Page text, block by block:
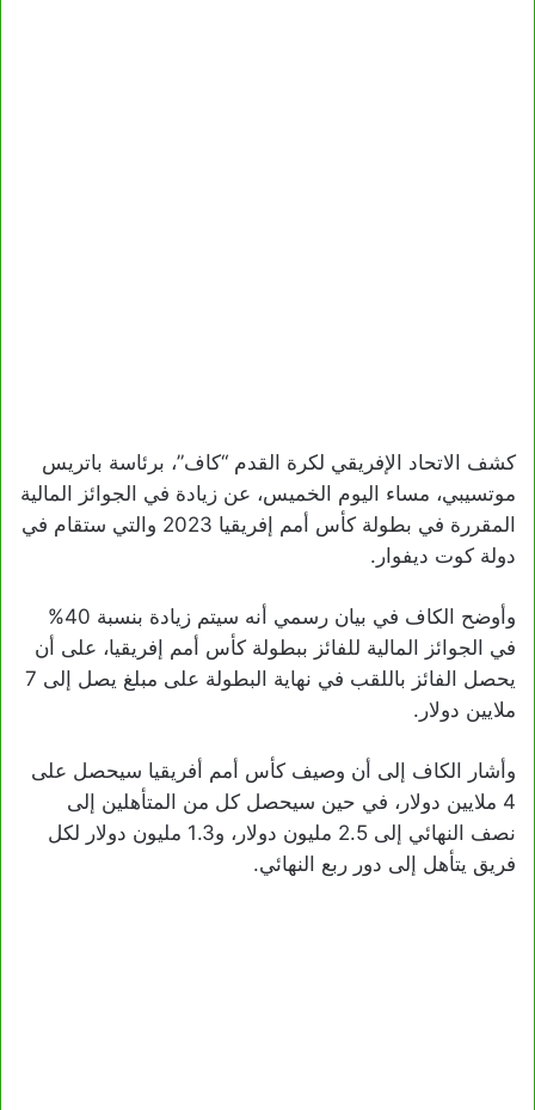
كشف الاتحاد الإفريقي لكرة القدم “كاف”، برئاسة باتريس
موتسيبي، مساء اليوم الخميس، عن زيادة في الجوائز المالية
المقررة في بطولة كأس أمم إفريقيا 2023 والتي ستقام في
دولة كوت ديفوار.
وأوضح الكاف في بيان رسمي أنه سيتم زيادة بنسبة 40%
في الجوائز المالية للفائز ببطولة كأس أمم إفريقيا، على أن
يحصل الفائز باللقب في نهاية البطولة على مبلغ يصل إلى 7
ملايين دولار.
وأشار الكاف إلى أن وصيف كأس أمم أفريقيا سيحصل على
4 ملايين دولار، في حين سيحصل كل من المتأهلين إلى
نصف النهائي إلى 2.5 مليون دولار، و1.3 مليون دولار لكل
فريق يتأهل إلى دور ربع النهائي.